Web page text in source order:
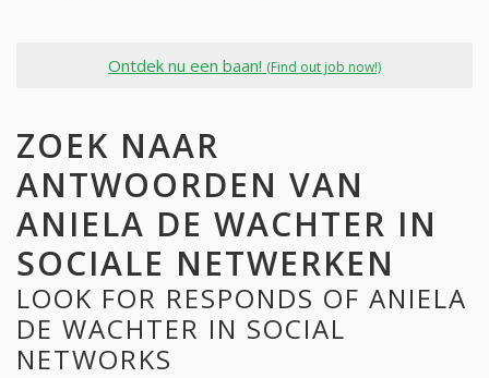
Ontdek nu een baan! (Find out job now!)
ZOEK NAAR
ANTWOORDEN VAN
ANIELA DE WACHTER IN
SOCIALE NETWERKEN
LOOK FOR RESPONDS OF ANIELA
DE WACHTER IN SOCIAL
NETWORKS